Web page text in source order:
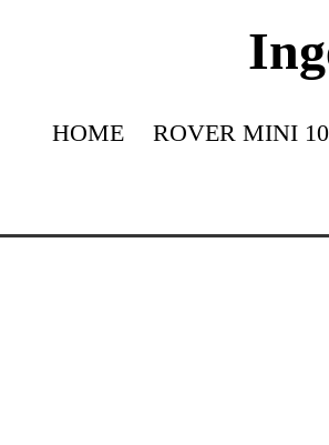
HOME ROVER MINI